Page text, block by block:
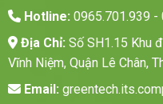
Hotline: 0965.701.939 -
Địa Chỉ: Số SH1.15 Khu
Vĩnh Niệm, Quận Lê Chân,
Email: